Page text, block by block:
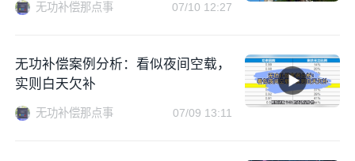
无功补偿那点事 07/10 12:27
无功补偿案例分析：看似夜间空载，
实则白天欠补
无功补偿那点事 07/09 13:11